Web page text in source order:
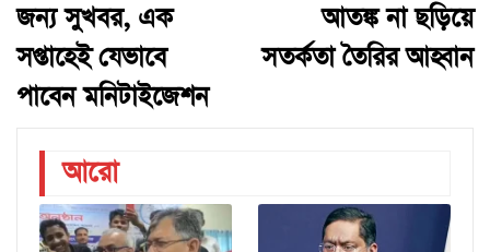
জন্য সুখবর, এক
সপ্তাহেই যেভাবে
পাবেন মনিটাইজেশন
আতঙ্ক না ছড়িয়ে
সতর্কতা তৈরির আহ্বান
আরো